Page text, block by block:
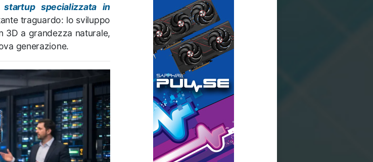
startup specializzata in
traguardo: lo sviluppo
3D a grandezza naturale,
generazione.